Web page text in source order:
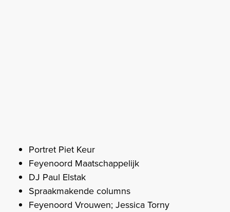
Portret Piet Keur
Feyenoord Maatschappelijk
DJ Paul Elstak
Spraakmakende columns
Feyenoord Vrouwen; Jessica Torny